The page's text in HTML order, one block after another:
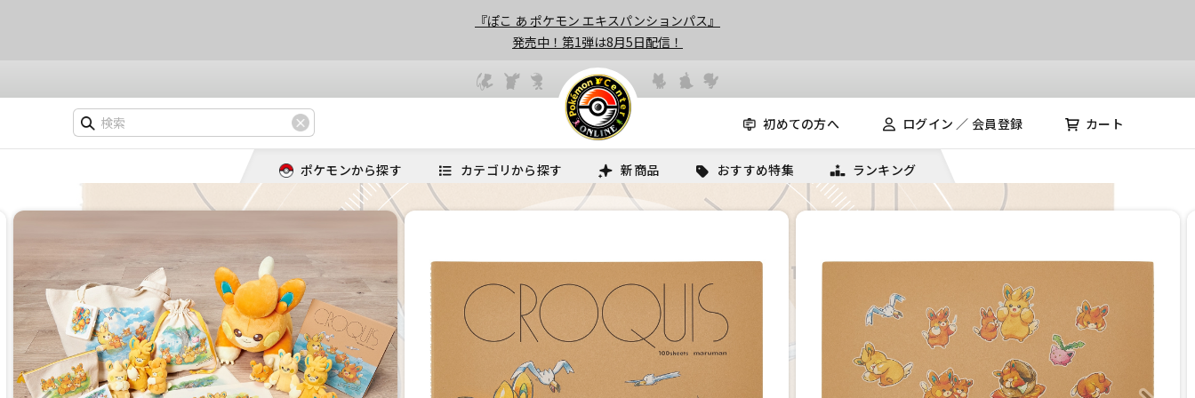
『ぽこ あ ポケモン エキスパンションパス』
発売中！第1弾は8月5日配信！
初めての方へ ログイン ／ 会員登録 カート
ポケモンから探す カテゴリから探す 新商品 おすすめ特集 ランキング